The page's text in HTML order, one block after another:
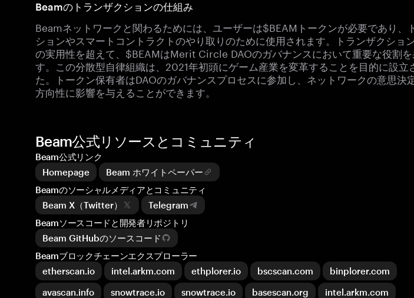
Beamのトランザクションの仕組み
Beamネットワークと関わるためには、ユーザーは$BEAMトークンが必要であり、
ションやスマートコントラクトのやり取りのために使用されます。トランザクショ
の実用性を超えて、$BEAMはMerit Circle DAOのガバナンスにおいて重要な役割を
す。この分散型自律組織は、2021年初頭にゲーム産業を変革することを目的に設立
た。トークン保有者はDAOのガバナンスプロセスに参加し、ネットワークの意思決
方向性に影響を与えることができます。
Beam公式リソースとコミュニティ
Beam公式リンク
Homepage
Beam ホワイトペーパー
Beamのソーシャルメディアとコミュニティ
Beam X（Twitter）
Telegram
Beamソースコードと開発者リポジトリ
Beam GitHubのソースコード
Beamブロックチェーンエクスプローラー
etherscan.io
intel.arkm.com ethplorer.io bscscan.com
binplorer.com
avascan.info
snowtrace.io snowtrace.io basescan.org intel.arkm.com